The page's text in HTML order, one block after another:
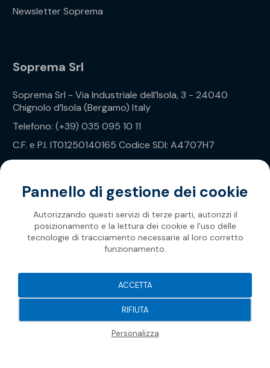
Newsletter Soprema
Soprema Srl
Soprema Srl - Via Industriale dell’Isola, 3 - 24040
Chignolo d’Isola (Bergamo) Italy
Telefono: (+39) 035 095 10 11
C.F. e P.I. IT01250140165 Codice SDI: A4707H7
Privacy Policy
Soprema 2026
Pannello di gestione dei cookie
Autorizzando questi servizi di terze parti, autorizzi il
posizionamento e la lettura dei cookie e l'uso delle
tecnologie di tracciamento necessarie al loro corretto
funzionamento.
RIFIUTA
Personalizza
ACCETTA